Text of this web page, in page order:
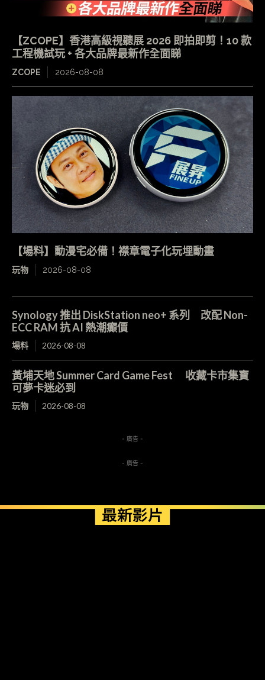
【ZCOPE】香港高級視聽展 2026 即拍即剪！10 款
工程機試玩 + 各大品牌最新作全面睇
ZCOPE 2026-08-08
【場料】動漫宅必備！襟章電子化玩埋動畫
玩物 2026-08-08
Synology 推出 DiskStation neo+ 系列 改配 Non-
ECC RAM 抗 AI 熱潮癲價
場料 2026-08-08
黃埔天地 Summer Card Game Fest 收藏卡市集寶
可夢卡迷必到
玩物 2026-08-08
- 廣告 -
- 廣告 -
最新影片